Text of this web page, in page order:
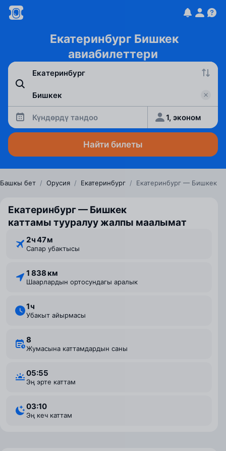
Екатеринбург Бишкек
авиабилеттери
Күндөрдү тандоо 1, эконом
Найти билеты
Башкы бет / Орусия / Екатеринбург / Екатеринбург — Бишкек
Екатеринбург — Бишкек
каттамы тууралуу жалпы маалымат
2 ⁠ч 47 ⁠м
Сапар убактысы
1 838 км
Шаарлардын ортосундагы аралык
1 ⁠ч
Убакыт айырмасы
8
Жумасына каттамдардын саны
05:55
Эң эрте каттам
03:10
Эң кеч каттам